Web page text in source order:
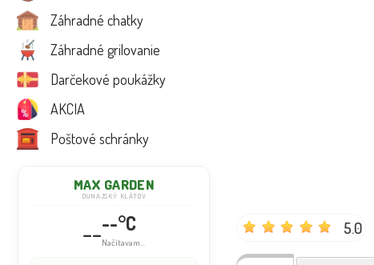
Záhradné chatky
Záhradné grilovanie
Darčekové poukážky
AKCIA
Poštové schránky
MAX GARDEN
DUNAJSKÝ KLÁTOV
----°C
Načítavam...
5.0